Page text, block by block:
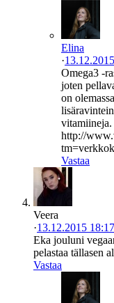
Elina
·
Omega3 -
joten
on
vitamiineja.
http://
Vastaa
Veera
·13.12.2015 18:17
Eka jouluni
pelastaa tällasen
Vastaa